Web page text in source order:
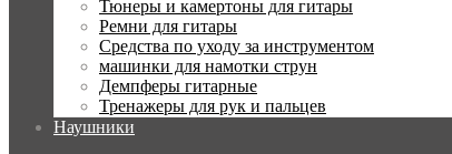
Тюнеры и камертоны для гитары
Ремни для гитары
Средства по уходу за инструментом
машинки для намотки струн
Демпферы гитарные
Тренажеры для рук и пальцев
Наушники
Производитель Sintoms
Производители Sintoms